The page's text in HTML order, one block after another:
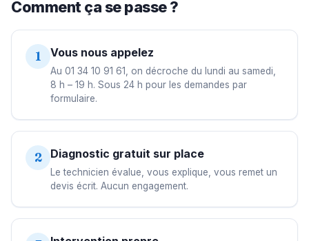
Comment ça se passe ?
1 Vous nous appelez
Au 01 34 10 91 61, on décroche du lundi au samedi,
8 h – 19 h. Sous 24 h pour les demandes par
formulaire.
2 Diagnostic gratuit sur place
Le technicien évalue, vous explique, vous remet un
devis écrit. Aucun engagement.